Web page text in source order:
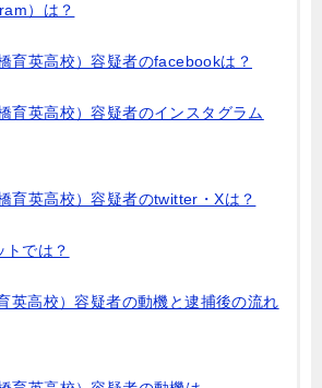
）は？
育英高校）容疑者のfacebookは？
育英高校）容疑者のインスタグラム
育英高校）容疑者のtwitter・Xは？
では？
英高校）容疑者の動機と逮捕後の流れ